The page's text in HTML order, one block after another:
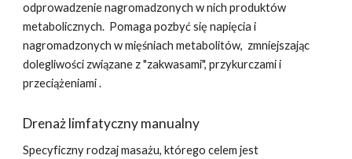
odprowadzenie nagromadzonych w nich produktów
metabolicznych. Pomaga pozbyć się napięcia i
nagromadzonych w mięśniach metabolitów, zmniejszając
dolegliwości związane z "zakwasami", przykurczami i
przeciążeniami .
Drenaż limfatyczny manualny
Specyficzny rodzaj masażu, którego celem jest